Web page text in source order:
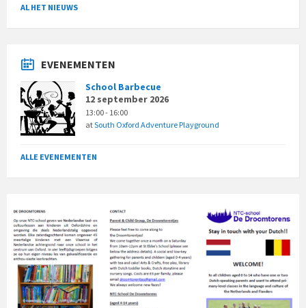
AL HET NIEUWS
EVENEMENTEN
School Barbecue
12 september 2026
13:00 - 16:00
atSouth Oxford Adventure Playground
ALLE EVENEMENTEN